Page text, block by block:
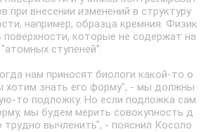
при внесении изменений в структуру
например, образца кремния. Физик
поверхности, которые не содержат на
ступеней".
нам приносят биологи какой-то о
хотим знать его форму", - мы должны
то подложку. Но если подложка сам
мы будем мерить совокупность д
трудно вычленить", - пояснил Косоло